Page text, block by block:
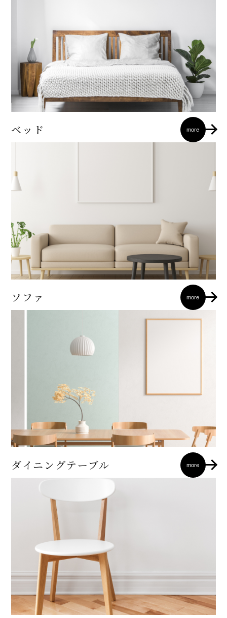
ベッド more
ソファ more
ダイニングテーブル more